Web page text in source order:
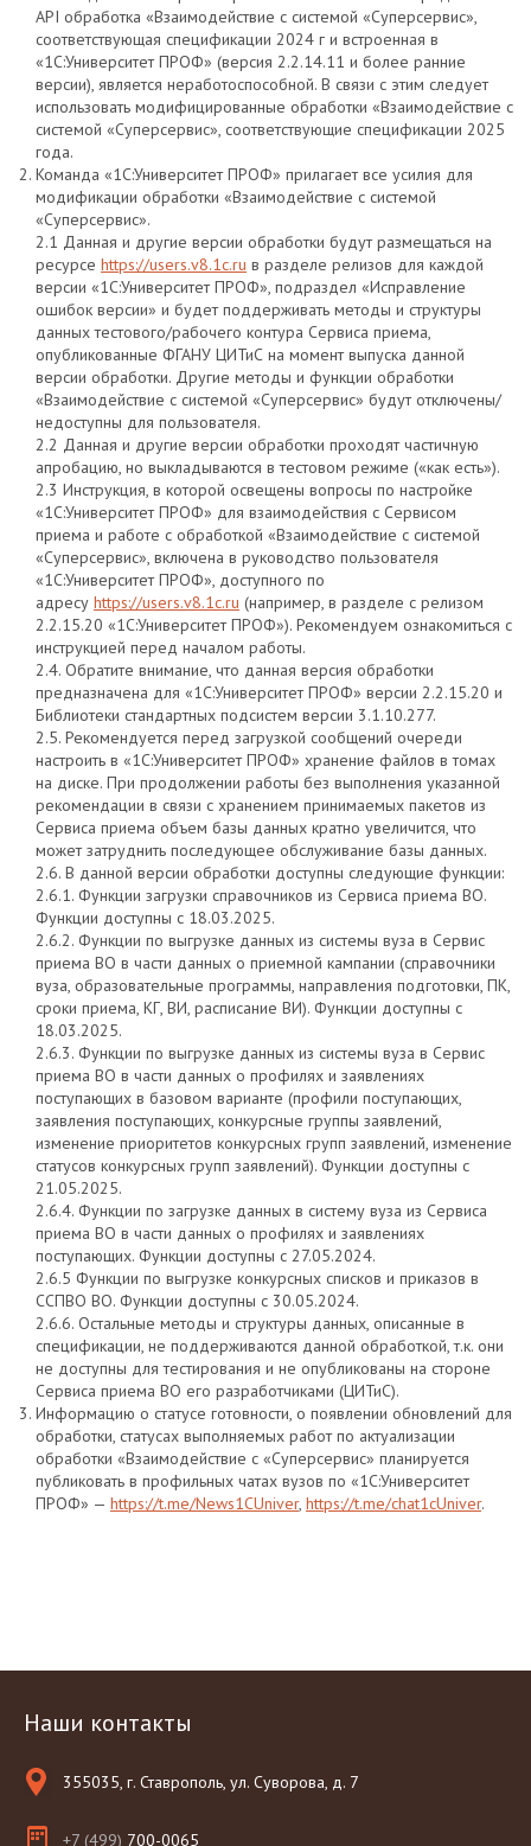
API обработка «Взаимодействие с системой «Суперсервис»,
соответствующая спецификации 2024 г и встроенная в
«1С:Университет ПРОФ» (версия 2.2.14.11 и более ранние
версии), является неработоспособной. В связи с этим следует
использовать модифицированные обработки «Взаимодействие с
системой «Суперсервис», соответствующие спецификации 2025
года.
Команда «1С:Университет ПРОФ» прилагает все усилия для
модификации обработки «Взаимодействие с системой
«Суперсервис».
2.1 Данная и другие версии обработки будут размещаться на
ресурсе https://users.v8.1c.ru в разделе релизов для каждой
версии «1С:Университет ПРОФ», подраздел «Исправление
ошибок версии» и будет поддерживать методы и структуры
данных тестового/рабочего контура Сервиса приема,
опубликованные ФГАНУ ЦИТиС на момент выпуска данной
версии обработки. Другие методы и функции обработки
«Взаимодействие с системой «Суперсервис» будут отключены/
недоступны для пользователя.
2.2 Данная и другие версии обработки проходят частичную
апробацию, но выкладываются в тестовом режиме («как есть»).
2.3 Инструкция, в которой освещены вопросы по настройке
«1С:Университет ПРОФ» для взаимодействия с Сервисом
приема и работе с обработкой «Взаимодействие с системой
«Суперсервис», включена в руководство пользователя
«1С:Университет ПРОФ», доступного по
адресу https://users.v8.1c.ru (например, в разделе с релизом
2.2.15.20 «1С:Университет ПРОФ»). Рекомендуем ознакомиться с
инструкцией перед началом работы.
2.4. Обратите внимание, что данная версия обработки
предназначена для «1С:Университет ПРОФ» версии 2.2.15.20 и
Библиотеки стандартных подсистем версии 3.1.10.277.
2.5. Рекомендуется перед загрузкой сообщений очереди
настроить в «1С:Университет ПРОФ» хранение файлов в томах
на диске. При продолжении работы без выполнения указанной
рекомендации в связи с хранением принимаемых пакетов из
Сервиса приема объем базы данных кратно увеличится, что
может затруднить последующее обслуживание базы данных.
2.6. В данной версии обработки доступны следующие функции:
2.6.1. Функции загрузки справочников из Сервиса приема ВО.
Функции доступны с 18.03.2025.
2.6.2. Функции по выгрузке данных из системы вуза в Сервис
приема ВО в части данных о приемной кампании (справочники
вуза, образовательные программы, направления подготовки, ПК,
сроки приема, КГ, ВИ, расписание ВИ). Функции доступны с
18.03.2025.
2.6.3. Функции по выгрузке данных из системы вуза в Сервис
приема ВО в части данных о профилях и заявлениях
поступающих в базовом варианте (профили поступающих,
заявления поступающих, конкурсные группы заявлений,
изменение приоритетов конкурсных групп заявлений, изменение
статусов конкурсных групп заявлений). Функции доступны с
21.05.2025.
2.6.4. Функции по загрузке данных в систему вуза из Сервиса
приема ВО в части данных о профилях и заявлениях
поступающих. Функции доступны с 27.05.2024.
2.6.5 Функции по выгрузке конкурсных списков и приказов в
ССПВО ВО. Функции доступны с 30.05.2024.
2.6.6. Остальные методы и структуры данных, описанные в
спецификации, не поддерживаются данной обработкой, т.к. они
не доступны для тестирования и не опубликованы на стороне
Сервиса приема ВО его разработчиками (ЦИТиС).
Информацию о статусе готовности, о появлении обновлений для
обработки, статусах выполняемых работ по актуализации
обработки «Взаимодействие с «Суперсервис» планируется
публиковать в профильных чатах вузов по «1С:Университет
ПРОФ» — https://t.me/News1CUniver, https://t.me/chat1cUniver.
Наши контакты
355035, г. Ставрополь, ул. Суворова, д. 7
+7 (499) 700-0065